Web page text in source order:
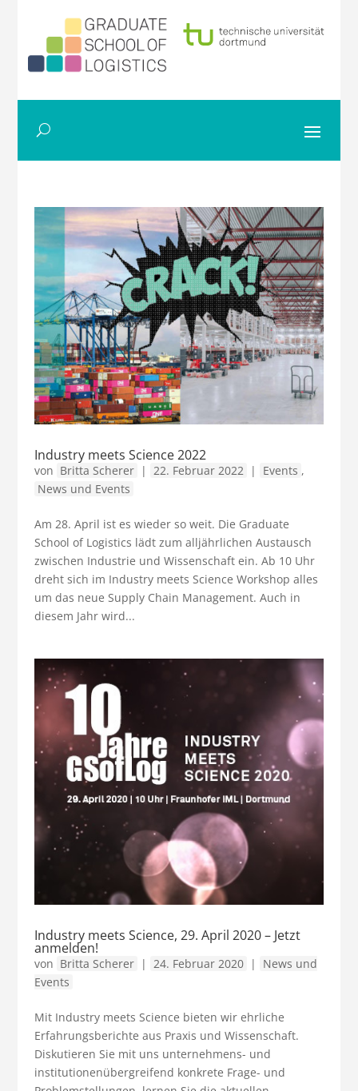
Industry meets Science 2022
von Britta Scherer | 22. Februar 2022 | Events ,
News und Events
Am 28. April ist es wieder so weit. Die Graduate
School of Logistics lädt zum alljährlichen Austausch
zwischen Industrie und Wissenschaft ein. Ab 10 Uhr
dreht sich im Industry meets Science Workshop alles
um das neue Supply Chain Management. Auch in
diesem Jahr wird...
Industry meets Science, 29. April 2020 – Jetzt
anmelden!
von Britta Scherer | 24. Februar 2020 |
News und
Events
Mit Industry meets Science bieten wir ehrliche
Erfahrungsberichte aus Praxis und Wissenschaft.
Diskutieren Sie mit uns unternehmens- und
institutionenübergreifend konkrete Frage- und